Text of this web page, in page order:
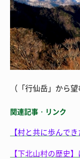
（「行仙岳」から
関連記事・リンク
【村と共に歩んで
【下北山村の歴史